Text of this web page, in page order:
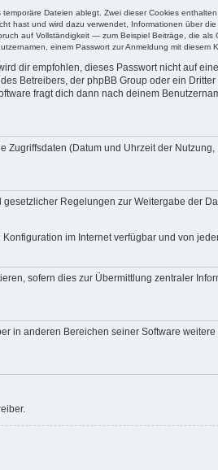
Dateien ablegt. Zwei dieser Cookies
hast und wird dazu verwendet, Informationen über
auf Vollständigkeit — zum Beispiel Beiträge, die
einem Passwort zur Anmeldung mit diesem
dir empfohlen, dieses Passwort nicht auf
Betreibers, der phpBB Group oder ein
fragt dich dann nach deinem
(Datum und Uhrzeit der
Regelungen zur Weitergabe der
im Internet verfügbar und von
sofern dies zur Übermittlung zentraler
in anderen Bereichen seiner Software